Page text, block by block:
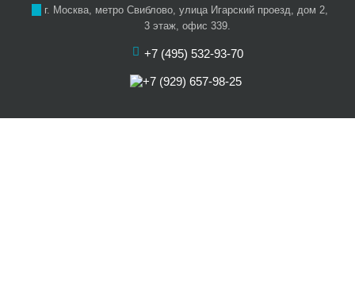
г. Москва, метро Свиблово, улица Игарский проезд, дом 2,
3 этаж, офис 339.
+7 (495) 532-93-70
+7 (929) 657-98-25